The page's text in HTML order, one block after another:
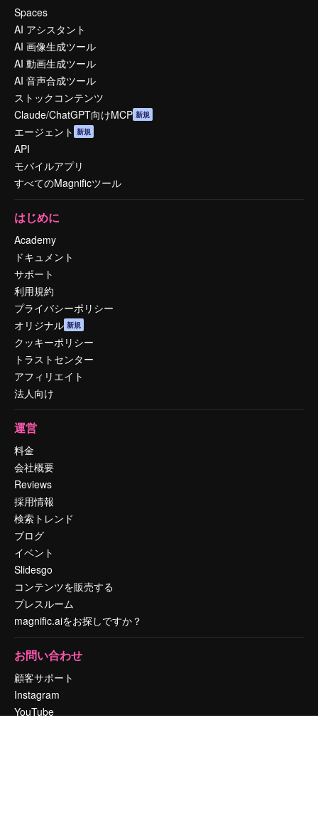
Spaces
AI アシスタント
AI 画像生成ツール
AI 動画生成ツール
AI 音声合成ツール
ストックコンテンツ
Claude/ChatGPT向けMCP 新規
エージェント 新規
API
モバイルアプリ
すべてのMagnificツール
はじめに
Academy
ドキュメント
サポート
利用規約
プライバシーポリシー
オリジナル 新規
クッキーポリシー
トラストセンター
アフィリエイト
法人向け
運営
料金
会社概要
Reviews
採用情報
検索トレンド
ブログ
イベント
Slidesgo
コンテンツを販売する
プレスルーム
magnific.aiをお探しですか？
お問い合わせ
顧客サポート
Instagram
YouTube